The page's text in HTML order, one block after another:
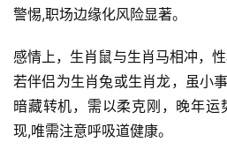
警惕,职场边缘化风险显著。
感情上，生肖鼠与生肖马相冲，
若伴侣为生肖兔或生肖龙，虽小
暗藏转机，需以柔克刚，晚年运
现,唯需注意呼吸道健康。